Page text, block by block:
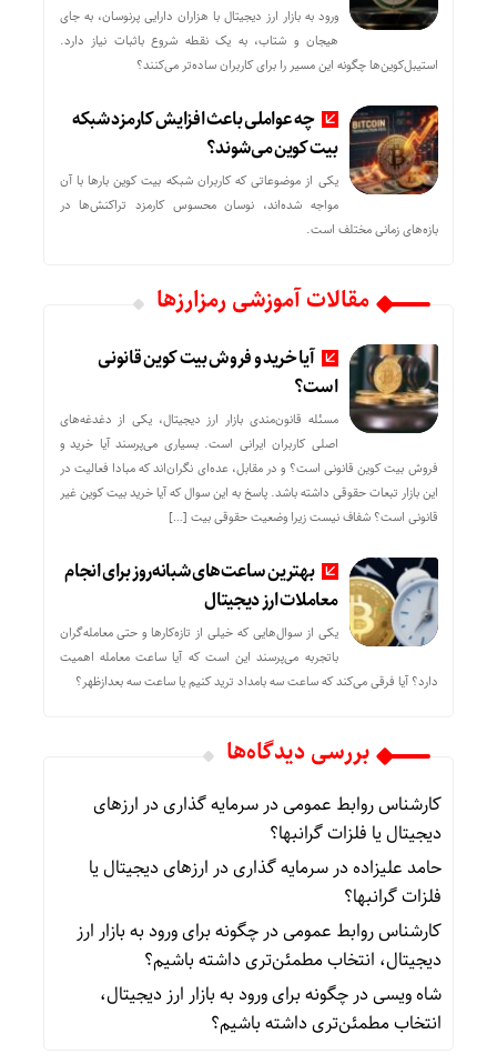
ورود به بازار ارز دیجیتال با هزاران دارایی پرنوسان، به جای
هیجان و شتاب، به یک نقطه شروع باثبات نیاز دارد.
استیبل‌کوین‌ها چگونه این مسیر را برای کاربران ساده‌تر می‌کنند؟
چه عواملی باعث افزایش کارمزد شبکه
بیت کوین می‌شوند؟
یکی از موضوعاتی که کاربران شبکه بیت کوین بارها با آن
مواجه شده‌اند، نوسان محسوس کارمزد تراکنش‌ها در
بازه‌های زمانی مختلف است.
مقالات آموزشی رمزارزها
آیا خرید و فروش بیت کوین قانونی
است؟
مسئله قانون‌مندی بازار ارز دیجیتال، یکی از دغدغه‌های
اصلی کاربران ایرانی است. بسیاری می‌پرسند آیا خرید و
فروش بیت کوین قانونی است؟ و در مقابل، عده‌ای نگران‌اند که مبادا فعالیت در
این بازار تبعات حقوقی داشته باشد. پاسخ به این سوال که آیا خرید بیت کوین غیر
قانونی است؟ شفاف نیست زیرا وضعیت حقوقی بیت‌ […]
بهترین ساعت‌های شبانه‌روز برای انجام
معاملات ارز دیجیتال
یکی از سوال‌هایی که خیلی از تازه‌کارها و حتی معامله‌گران
باتجربه می‌پرسند این است که آیا ساعت معامله اهمیت
دارد؟ آیا فرقی می‌کند که ساعت سه بامداد ترید کنیم یا ساعت سه بعدازظهر؟
بررسی دیدگاه‌ها
کارشناس روابط عمومیدرسرمایه گذاری در ارزهای
دیجیتال یا فلزات گرانبها؟
حامد علیزادهدرسرمایه گذاری در ارزهای دیجیتال یا
فلزات گرانبها؟
کارشناس روابط عمومیدرچگونه برای ورود به بازار ارز
دیجیتال، انتخاب مطمئن‌تری داشته باشیم؟
شاه ویسیدرچگونه برای ورود به بازار ارز دیجیتال،
انتخاب مطمئن‌تری داشته باشیم؟